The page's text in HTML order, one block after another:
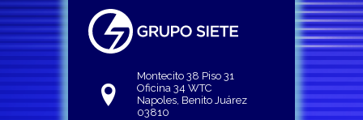
Montecito 38 Piso 31
Oficina 34 WTC
Napoles, Benito Juárez
03810